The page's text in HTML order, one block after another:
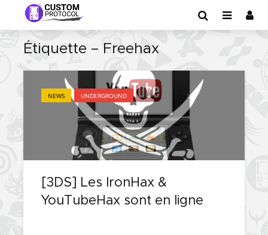
Étiquette – Freehax
NEWS UNDERGROUND
[3DS] Les IronHax &
YouTubeHax sont en ligne